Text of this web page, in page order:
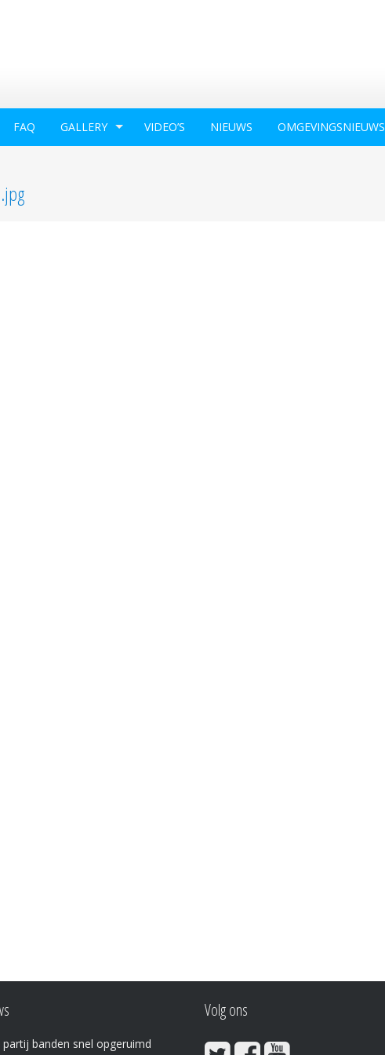
FAQ GALLERY VIDEO’S NIEUWS OMGEVINGSNIEUWS
banden snel opgeruimd
Volg ons